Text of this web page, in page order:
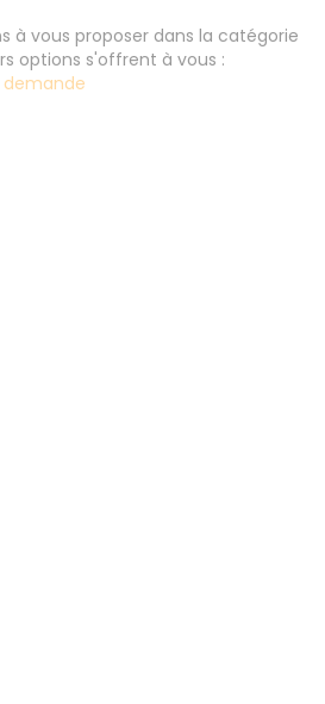
à vous proposer dans la catégorie
options s'offrent à vous :